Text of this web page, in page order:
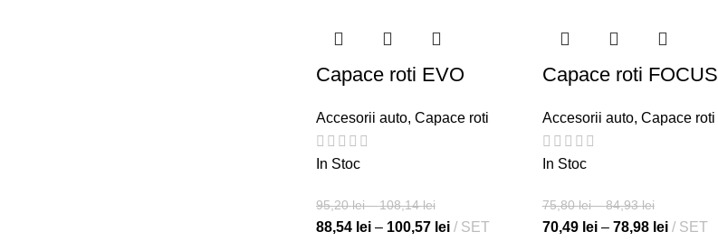
Capace roti EVO
Accesorii auto, Capace roti
In Stoc
95,20lei–108,14lei
88,54 lei– 100,57 lei
SET
Capace roti FOCUS
Accesorii auto, Capace roti
In Stoc
75,80lei–84,93lei
70,49 lei– 78,98 lei
SET